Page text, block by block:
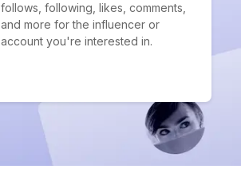
follows, following, likes, comments,
and more for the influencer or
account you're interested in.